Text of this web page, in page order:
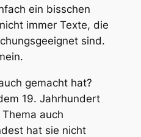
ein bisschen
immer Texte, die
sind.
gemacht hat?
19. Jahrhundert
auch
hat sie nicht